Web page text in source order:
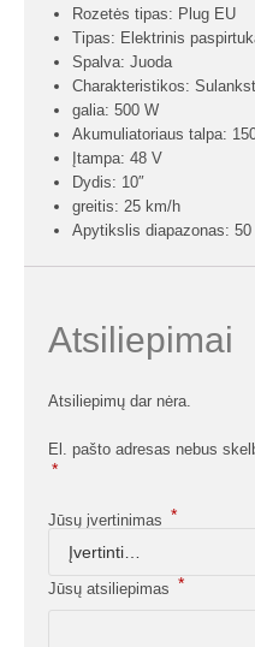
Rozetės tipas: Plug EU
Tipas: Elektrinis
Spalva: Juoda
Charakteristikos:
galia: 500 W
Akumuliatoriaus talpa:
Įtampa: 48 V
Dydis: 10″
greitis: 25 km/h
Apytikslis diapazonas: 50
Atsiliepimai
Atsiliepimų dar nėra.
El. pašto adresas nebus
*
Jūsų įvertinimas *
Jūsų atsiliepimas *